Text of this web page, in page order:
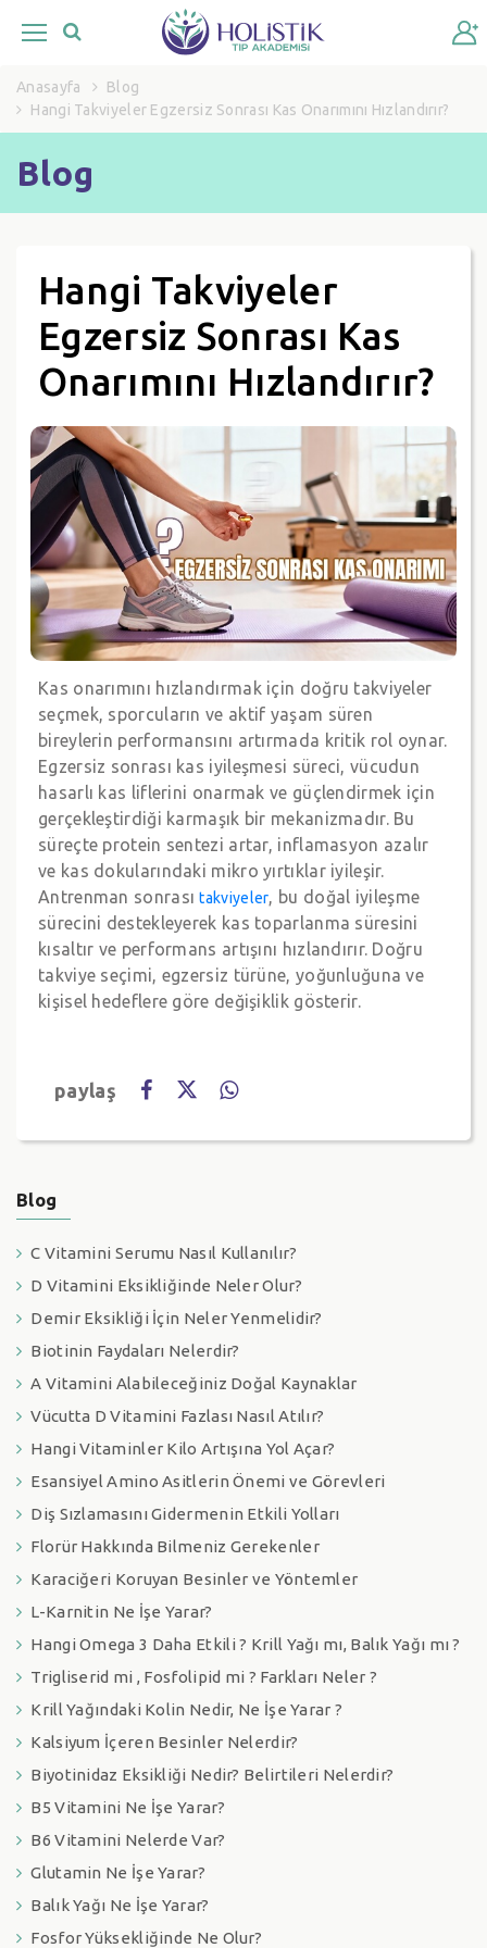
Anasayfa
Blog
Hangi Takviyeler Egzersiz Sonrası Kas Onarımını Hızlandırır?
Blog
Hangi Takviyeler
Egzersiz Sonrası Kas
Onarımını Hızlandırır?
Kas onarımını hızlandırmak için doğru takviyeler
seçmek, sporcuların ve aktif yaşam süren
bireylerin performansını artırmada kritik rol oynar.
Egzersiz sonrası kas iyileşmesi süreci, vücudun
hasarlı kas liflerini onarmak ve güçlendirmek için
gerçekleştirdiği karmaşık bir mekanizmadır. Bu
süreçte protein sentezi artar, inflamasyon azalır
ve kas dokularındaki mikro yırtıklar iyileşir.
Antrenman sonrasıtakviyeler, bu doğal iyileşme
sürecini destekleyerek kas toparlanma süresini
kısaltır ve performans artışını hızlandırır. Doğru
takviye seçimi, egzersiz türüne, yoğunluğuna ve
kişisel hedeflere göre değişiklik gösterir.
paylaş
Blog
C Vitamini Serumu Nasıl Kullanılır?
D Vitamini Eksikliğinde Neler Olur?
Demir Eksikliği İçin Neler Yenmelidir?
Biotinin Faydaları Nelerdir?
A Vitamini Alabileceğiniz Doğal Kaynaklar
Vücutta D Vitamini Fazlası Nasıl Atılır?
Hangi Vitaminler Kilo Artışına Yol Açar?
Esansiyel Amino Asitlerin Önemi ve Görevleri
Diş Sızlamasını Gidermenin Etkili Yolları
Florür Hakkında Bilmeniz Gerekenler
Karaciğeri Koruyan Besinler ve Yöntemler
L-Karnitin Ne İşe Yarar?
Hangi Omega 3 Daha Etkili ? Krill Yağı mı, Balık Yağı mı ?
Trigliserid mi , Fosfolipid mi ? Farkları Neler ?
Krill Yağındaki Kolin Nedir, Ne İşe Yarar ?
Kalsiyum İçeren Besinler Nelerdir?
Biyotinidaz Eksikliği Nedir? Belirtileri Nelerdir?
B5 Vitamini Ne İşe Yarar?
B6 Vitamini Nelerde Var?
Glutamin Ne İşe Yarar?
Balık Yağı Ne İşe Yarar?
Fosfor Yüksekliğinde Ne Olur?